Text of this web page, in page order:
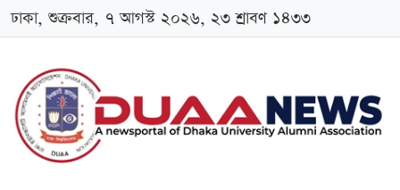
ঢাকা, শুক্রবার, ৭ আগস্ট ২০২৬, ২৩ শ্রাবণ ১৪৩৩